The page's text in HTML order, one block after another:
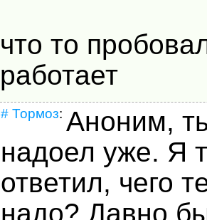
что то
работает
# Тормоз: Аноним,
надоел уже. Я
ответил, чего
надо? Давно